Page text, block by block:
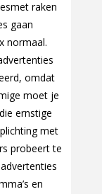
raken
gaan
normaal.
omdat
moet je
ernstige
met
probeert te
en